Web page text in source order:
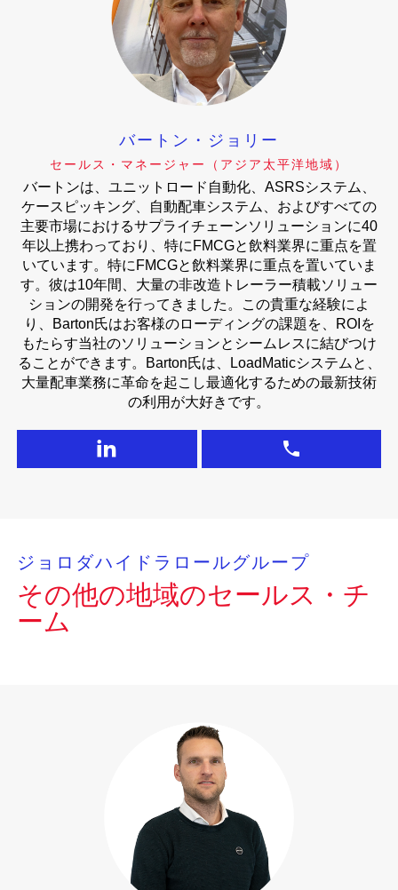
バートン・ジョリー
セールス・マネージャー（アジア太平洋地域）
バートンは、ユニットロード自動化、ASRSシステム、
ケースピッキング、自動配車システム、およびすべての
主要市場におけるサプライチェーンソリューションに40
年以上携わっており、特にFMCGと飲料業界に重点を置
いています。特にFMCGと飲料業界に重点を置いていま
す。彼は10年間、大量の非改造トレーラー積載ソリュー
ションの開発を行ってきました。この貴重な経験によ
り、Barton氏はお客様のローディングの課題を、ROIを
もたらす当社のソリューションとシームレスに結びつけ
ることができます。Barton氏は、LoadMaticシステムと、
大量配車業務に革命を起こし最適化するための最新技術
の利用が大好きです。
ジョロダハイドラロールグループ
その他の地域のセールス・チ
ーム